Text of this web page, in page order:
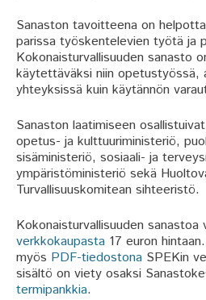
Sanaston tavoitteena on
parissa työskentelevien työtä ja
Kokonaisturvallisuuden sanasto
käytettäväksi niin opetustyössä,
yhteyksissä kuin käytännön
Sanaston laatimiseen
opetus- ja kulttuuriministeriö,
sisäministeriö, sosiaali- ja
ympäristöministeriö sekä
Turvallisuuskomitean sihteeristö.
Kokonaisturvallisuuden sanastoa
verkkokaupasta 17 euron
myös PDF-tiedostona SPEKin
sisältö on viety osaksi
termipankkia.